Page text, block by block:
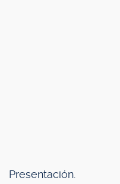
Presentación.